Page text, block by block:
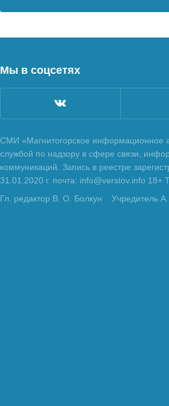
Мы в соцсетях
СМИ «Магнитогорское информационное
службой по надзору в сфере связи,
коммуникаций. Запись в реестре
31.01.2020 г. почта: info@verstov.info
Гл. редактор В. О. Болкун
Учредитель